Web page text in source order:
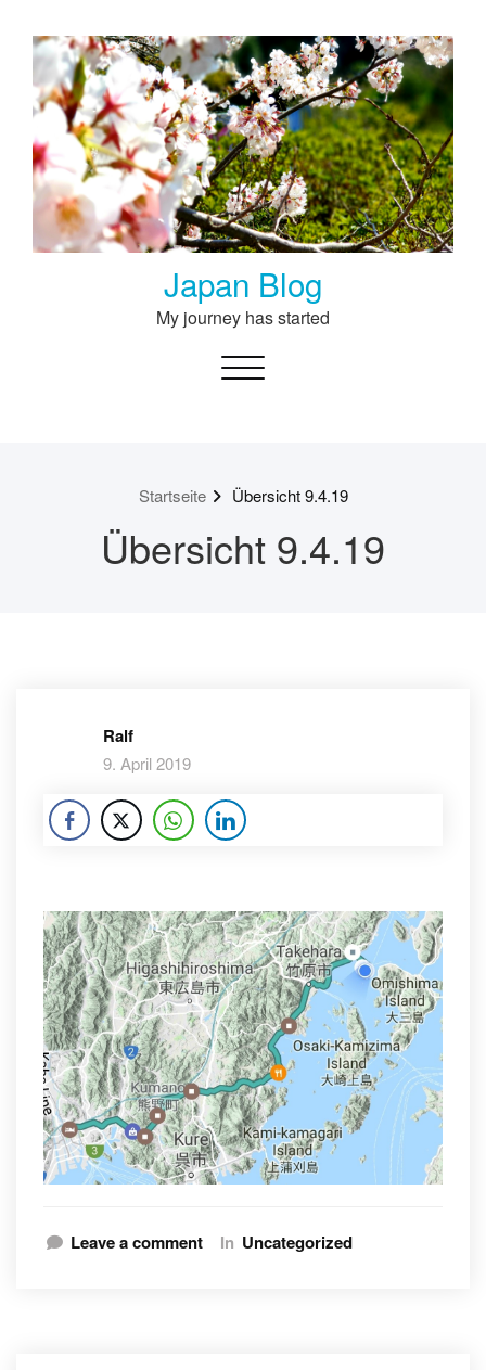
content
Japan Blog
My journey has started
Toggle navigation
Startseite Übersicht 9.4.19
Übersicht 9.4.19
Ralf
9. April 2019
Leave a comment In Uncategorized